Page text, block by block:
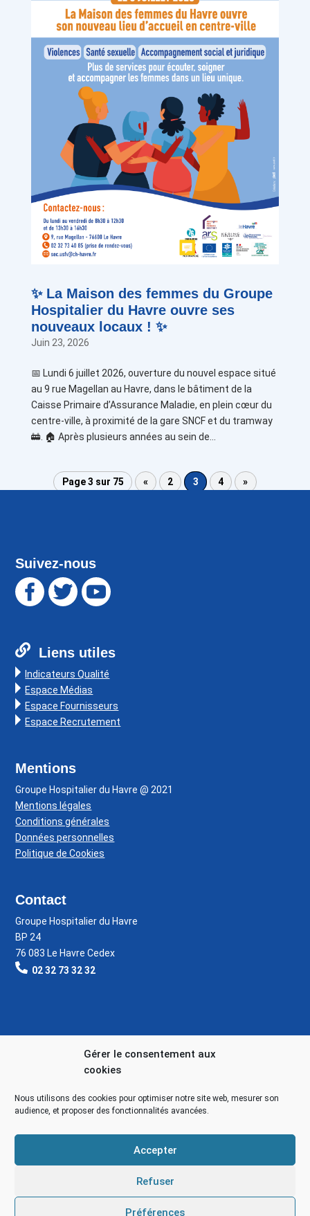
Gérer le consentement aux
cookies
Nous utilisons des cookies pour optimiser notre site web, mesurer son
audience, et proposer des fonctionnalités avancées.
Accepter
Refuser
Préférences
✨ La Maison des femmes du Groupe
Hospitalier du Havre ouvre ses
nouveaux locaux ! ✨
Juin 23, 2026
📅 Lundi 6 juillet 2026, ouverture du nouvel espace situé
au 9 rue Magellan au Havre, dans le bâtiment de la
Caisse Primaire d’Assurance Maladie, en plein cœur du
centre-ville, à proximité de la gare SNCF et du tramway
🚋. 🏠 Après plusieurs années au sein de...
Page 3 sur 75 « 2 3 4 »
Suivez-nous
Liens utiles
Indicateurs Qualité
Espace Médias
Espace Fournisseurs
Espace Recrutement
Mentions
Groupe Hospitalier du Havre @ 2021
Mentions légales
Conditions générales
Données personnelles
Politique de Cookies
Contact
Groupe Hospitalier du Havre
BP 24
76 083 Le Havre Cedex
02 32 73 32 32